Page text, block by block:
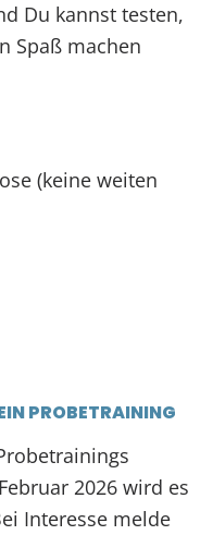
Du kannst testen,
Spaß machen
(keine weiten
PROBETRAINING
2026 wird es
Interesse melde